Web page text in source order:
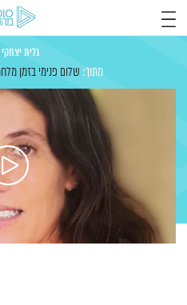
גלית יצחקי
מתוך: שלום פנימי בזמן